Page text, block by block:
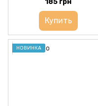
185 грн
Купить
НОВИНКА